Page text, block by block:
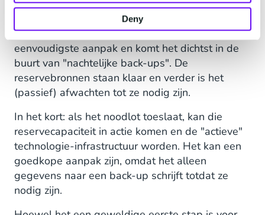
Deny
beperkt
Actief-passieve geo-redundantie is de
eenvoudigste aanpak en komt het dichtst in de
buurt van "nachtelijke back-ups". De
reservebronnen staan klaar en verder is het
(passief) afwachten tot ze nodig zijn.
In het kort: als het noodlot toeslaat, kan die
reservecapaciteit in actie komen en de "actieve"
technologie-infrastructuur worden. Het kan een
goedkope aanpak zijn, omdat het alleen
gegevens naar een back-up schrijft totdat ze
nodig zijn.